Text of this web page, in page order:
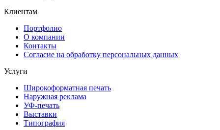
Клиентам
Портфолио
О компании
Контакты
Согласие на обработку персональных данных
Услуги
Широкоформатная печать
Наружная реклама
УФ-печать
Выставки
Типография